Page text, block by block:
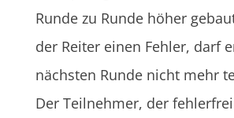
Runde zu Runde höher
der Reiter einen Fehler, darf
nächsten Runde nicht mehr
Der Teilnehmer, der